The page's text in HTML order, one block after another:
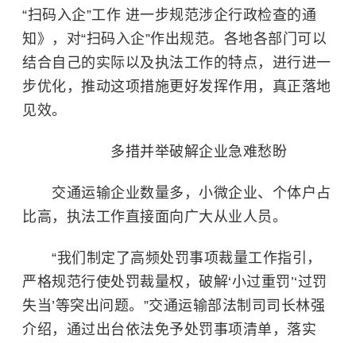
“扫码入企”工作 进一步规范涉企行政检查的通
知》，对“扫码入企”作出规范。各地各部门可以
结合自己的实际以及执法工作的特点，进行进一
步优化，推动这项措施更好发挥作用，真正落地
见效。
多措并举破解企业急难愁盼
交通运输企业数量多，小微企业、个体户占
比高，执法工作直接面向广大从业人员。
“我们制定了高频处罚事项裁量工作指引，
严格规范行使处罚裁量权，破解‘小过重罚’‘过罚
失当’等突出问题。”交通运输部法制司司长林强
介绍，通过出台依法免予处罚事项清单，落实